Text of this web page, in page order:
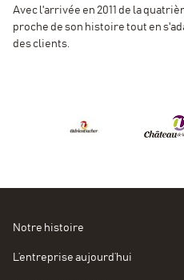
Avec l'arrivée en 2011 de la
proche de son histoire tout en
des clients.
Notre histoire
L’entreprise aujourd’hui